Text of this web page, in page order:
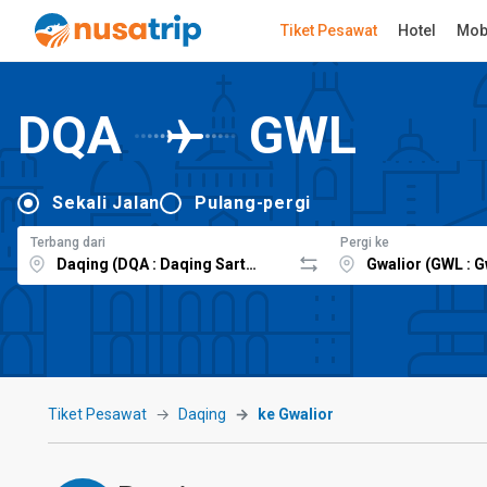
Tiket Pesawat Hotel
DQA GWL
Sekali Jalan Pulang-pergi
Terbang dari Pergi ke
Tiket Pesawat Daqing ke Gwalior